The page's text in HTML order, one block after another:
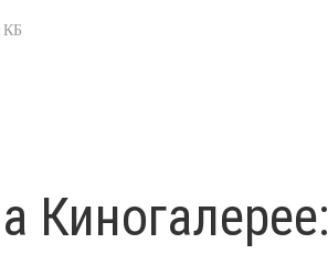
КБ
Киногалерее: